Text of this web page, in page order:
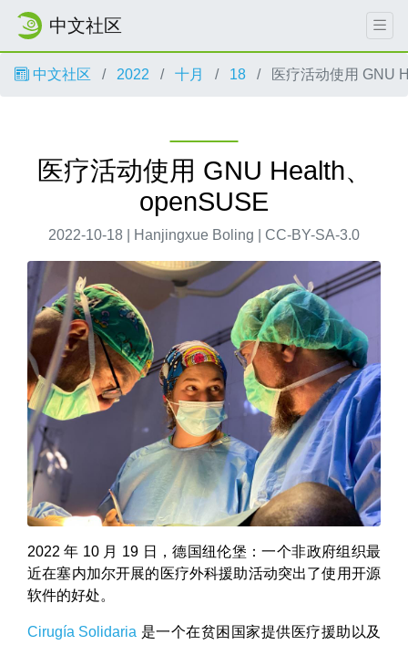
中文社区
中文社区 2022 十月 18 医疗活动使用 GNU
医疗活动使用 GNU Health、
openSUSE
2022-10-18 | Hanjingxue Boling | CC-BY-SA-3.0
2022 年 10 月 19 日，德国纽伦堡：一个非政府组织最
近在塞内加尔开展的医疗外科援助活动突出了使用开源
软件的好处。
Cirugía Solidaria 是一个在贫困国家提供医疗援助以及